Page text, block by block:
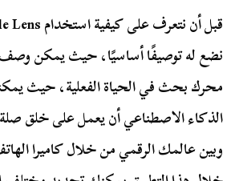
نضع له توصيفًا أساسيًا، حيث يمكن وصف
محرك بحث في الحياة الفعلية، حيث
الذكاء الاصطناعي أن يعمل على خلق صلة
وبين عالمك الرقمي من خلال كاميرا